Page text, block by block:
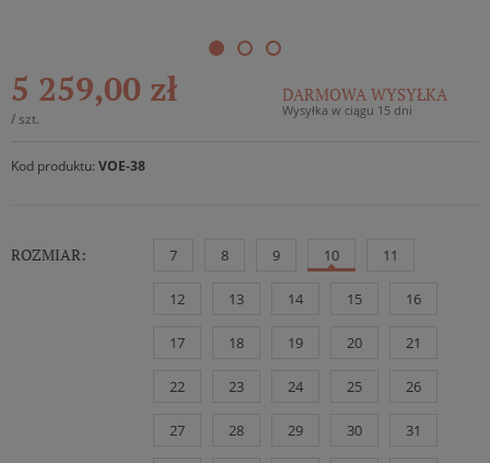
5 259,00 zł
/ szt.
DARMOWA WYSYŁKA
Wysyłka w ciągu 15 dni
Kod produktu: VOE-38
ROZMIAR: 7 8 9 10 11
12 13 14 15 16
17 18 19 20 21
22 23 24 25 26
27 28 29 30 31